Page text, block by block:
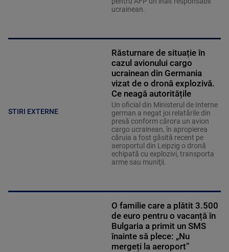
ucrainean.
STIRI EXTERNE
Răsturnare de situație în
cazul avionului cargo
ucrainean din Germania
vizat de o dronă explozivă.
Ce neagă autoritățile
Un oficial din Ministerul de Interne
german a negat joi relatările din
presă conform cărora un avion
cargo ucrainean, în apropierea
căruia a fost găsită recent pe
aeroportul din Leipzig o dronă
echipată cu explozivi, transporta
arme sau muniţii.
O familie care a plătit 3.500
de euro pentru o vacanță în
Bulgaria a primit un SMS
înainte să plece: „Nu
mergeți la aeroport”